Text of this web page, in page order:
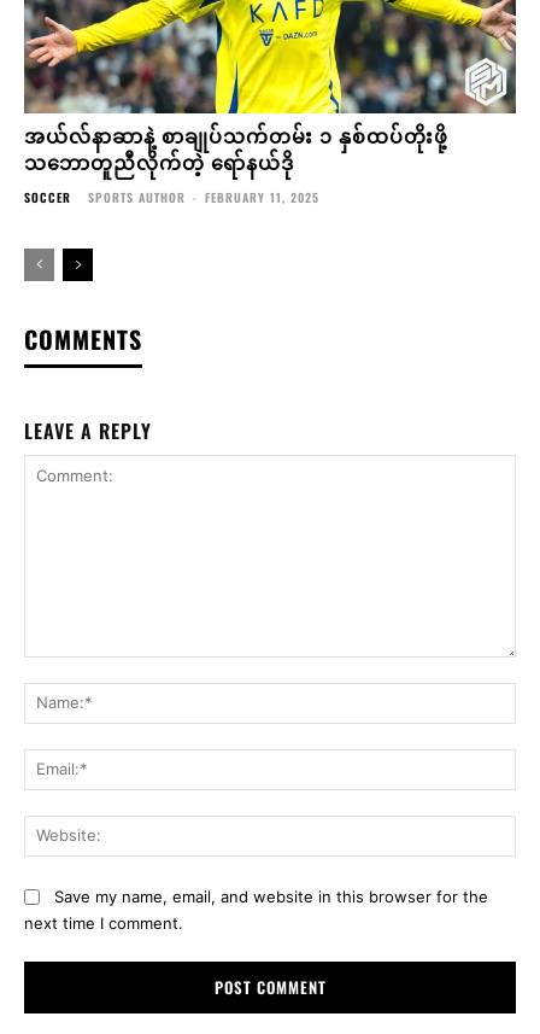
အယ်လ်နာဆာနဲ့ စာချုပ်သက်တမ်း ၁ နှစ်ထပ်တိုးဖို့
သဘောတူညီလိုက်တဲ့ ရော်နယ်ဒို
SOCCER SPORTS AUTHOR - FEBRUARY 11, 2025
COMMENTS
LEAVE A REPLY
Save my name, email, and website in this browser for the
next time I comment.